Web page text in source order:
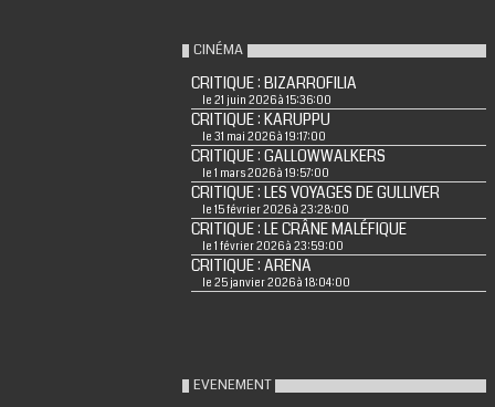
CINÉMA
CRITIQUE : BIZARROFILIA
le 21 juin 2026 à 15:36:00
CRITIQUE : KARUPPU
le 31 mai 2026 à 19:17:00
CRITIQUE : GALLOWWALKERS
le 1 mars 2026 à 19:57:00
CRITIQUE : LES VOYAGES DE GULLIVER
le 15 février 2026 à 23:28:00
CRITIQUE : LE CRÂNE MALÉFIQUE
le 1 février 2026 à 23:59:00
CRITIQUE : ARENA
le 25 janvier 2026 à 18:04:00
EVENEMENT